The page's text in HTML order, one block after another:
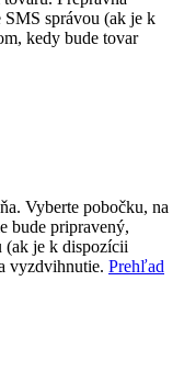
SMS správou (ak je k
kedy bude tovar
Vyberte pobočku, na
bude pripravený,
(ak je k dispozícii
vyzdvihnutie. Prehľad